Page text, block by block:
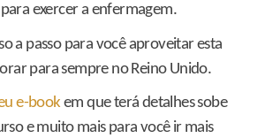
exercer a enfermagem.
a passo para você aproveitar esta
para sempre no Reino Unido.
e-bookem que terá detalhes sobe
e muito mais para você ir mais